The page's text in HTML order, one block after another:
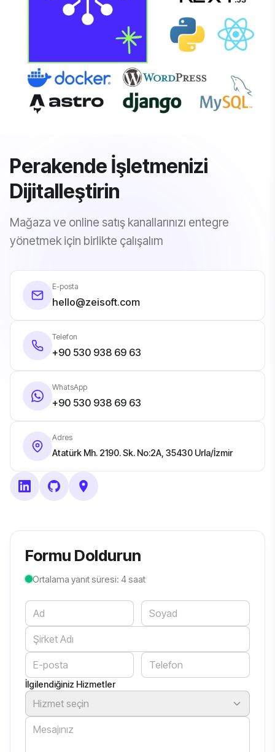
Perakende İşletmenizi
Dijitalleştirin
Mağaza ve online satış kanallarınızı entegre
yönetmek için birlikte çalışalım
E-posta
hello@zeisoft.com
Telefon
+90 530 938 69 63
WhatsApp
+90 530 938 69 63
Adres
Atatürk Mh. 2190. Sk. No:2A, 35430 Urla/İzmir
Formu Doldurun
Ortalama yanıt süresi: 4 saat
İlgilendiğiniz Hizmetler
Hizmet seçin
Website